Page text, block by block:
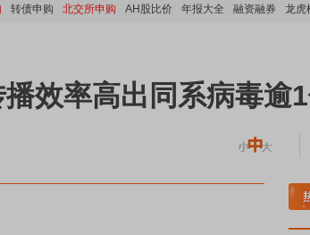
转债申购 北交所申购 AH股比价 年报大全 融资融券 龙虎
效率高出同系病毒逾
重要